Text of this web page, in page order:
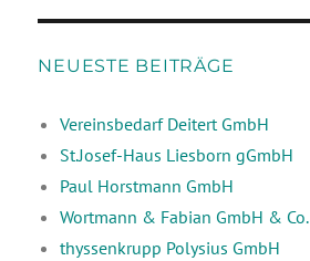
NEUESTE BEITRÄGE
Vereinsbedarf Deitert GmbH
St.Josef-Haus Liesborn gGmbH
Paul Horstmann GmbH
Wortmann & Fabian GmbH & Co.
thyssenkrupp Polysius GmbH